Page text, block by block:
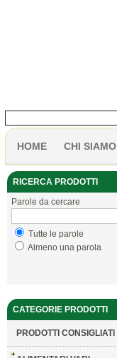
HOME CHI SIAMO
RICERCA PRODOTTI
Parole da cercare
Tutte le parole
Almeno una parola
CATEGORIE PRODOTTI
PRODOTTI CONSIGLIATI